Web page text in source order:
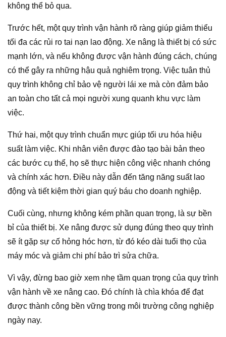
không thể bỏ qua.
Trước hết, một quy trình vận hành rõ ràng giúp giảm thiểu
tối đa các rủi ro tai nạn lao động. Xe nâng là thiết bị có sức
mạnh lớn, và nếu không được vận hành đúng cách, chúng
có thể gây ra những hậu quả nghiêm trọng. Việc tuân thủ
quy trình không chỉ bảo vệ người lái xe mà còn đảm bảo
an toàn cho tất cả mọi người xung quanh khu vực làm
việc.
Thứ hai, một quy trình chuẩn mực giúp tối ưu hóa hiệu
suất làm việc. Khi nhân viên được đào tạo bài bản theo
các bước cụ thể, họ sẽ thực hiện công việc nhanh chóng
và chính xác hơn. Điều này dẫn đến tăng năng suất lao
động và tiết kiệm thời gian quý báu cho doanh nghiệp.
Cuối cùng, nhưng không kém phần quan trọng, là sự bền
bỉ của thiết bị. Xe nâng được sử dụng đúng theo quy trình
sẽ ít gặp sự cố hỏng hóc hơn, từ đó kéo dài tuổi thọ của
máy móc và giảm chi phí bảo trì sửa chữa.
Vì vậy, đừng bao giờ xem nhẹ tầm quan trọng của quy trình
vận hành về xe nâng cao. Đó chính là chìa khóa để đạt
được thành công bền vững trong môi trường công nghiệp
ngày nay.